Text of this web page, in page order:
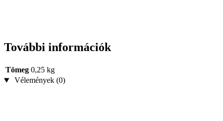
További információk
Tömeg 0,25 kg
Vélemények (0)